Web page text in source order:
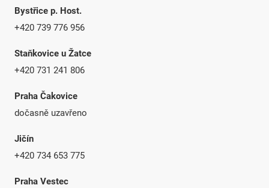
Bystřice p. Host.
+420 739 776 956
Staňkovice u Žatce
+420 731 241 806
Praha Čakovice
dočasně uzavřeno
Jičín
+420 734 653 775
Praha Vestec